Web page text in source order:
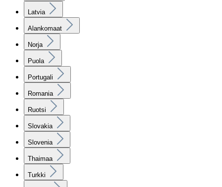
Latvia
Alankomaat
Norja
Puola
Portugali
Romania
Ruotsi
Slovakia
Slovenia
Thaimaa
Turkki